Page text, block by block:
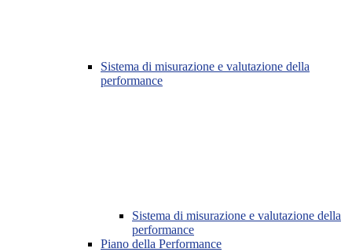
Sistema di misurazione e valutazione della
performance
Sistema di misurazione e valutazione della
performance
Piano della Performance